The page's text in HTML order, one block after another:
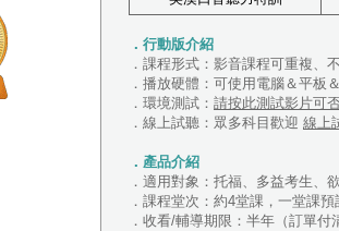
．行動版介紹
．課程形式：影音課程可重複、
．播放硬體：可使用電腦＆平板
．環境測試： 請按此測試影片可
．線上試聽：眾多科目歡迎 線上
．產品介紹
．適用對象：托福、多益考生、
．課程堂次：約4堂課，一堂課
．收看/輔導期限：半年（訂單